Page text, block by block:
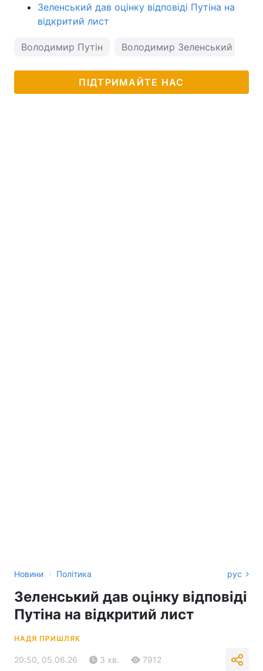
Зеленський дав оцінку відповіді Путіна на
відкритий лист
Володимир Путін Володимир Зеленський
ПІДТРИМАЙТЕ НАС
Новини › Політика рус
Зеленський дав оцінку відповіді
Путіна на відкритий лист
НАДЯ ПРИШЛЯК
20:50, 05.06.26 3 хв. 7912